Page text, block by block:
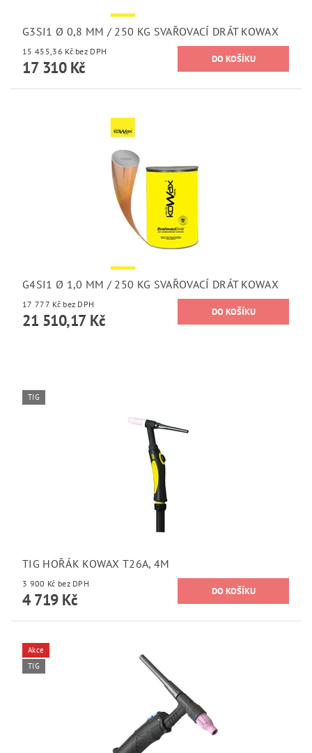
G3SI1 Ø 0,8 MM / 250 KG SVAŘOVACÍ DRÁT KOWAX
15 455,36 Kč bez DPH
17 310 Kč
G4SI1 Ø 1,0 MM / 250 KG SVAŘOVACÍ DRÁT KOWAX
17 777 Kč bez DPH
21 510,17 Kč
TIG
TIG HOŘÁK KOWAX T26A, 4M
3 900 Kč bez DPH
4 719 Kč
Akce
TIG